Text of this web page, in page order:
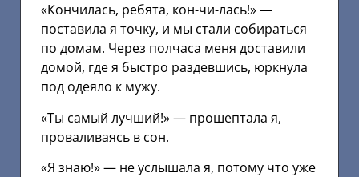
«Кончилась, ребята, кон-чи-лась!» —
поставила я точку, и мы стали собираться
по домам. Через полчаса меня доставили
домой, где я быстро раздевшись, юркнула
под одеяло к мужу.
«Ты самый лучший!» — прошептала я,
проваливаясь в сон.
«Я знаю!» — не услышала я, потому что уже